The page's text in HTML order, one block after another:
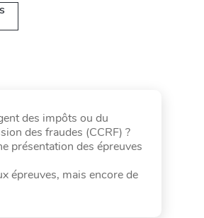
des impôts ou du
des fraudes (CCRF) ?
présentation des épreuves
épreuves, mais encore de